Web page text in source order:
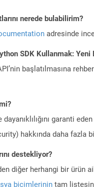
nerede bulabilirim?
adresinde
SDK Kullanmak: Yeni
başlatılmasına
garanti
hakkında daha fazla
destekliyor?
diğer herhangi bir ürün
biçimlerinin tam